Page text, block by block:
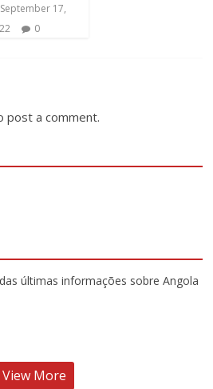
September 17,
0
post a comment.
últimas informações sobre Angola
View More